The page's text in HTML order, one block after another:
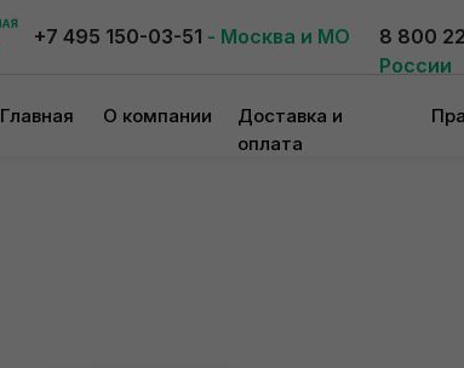
+7 495 150-03-51 - Москва и МО 8 800
России
Главная О компании
Доставка и
оплата